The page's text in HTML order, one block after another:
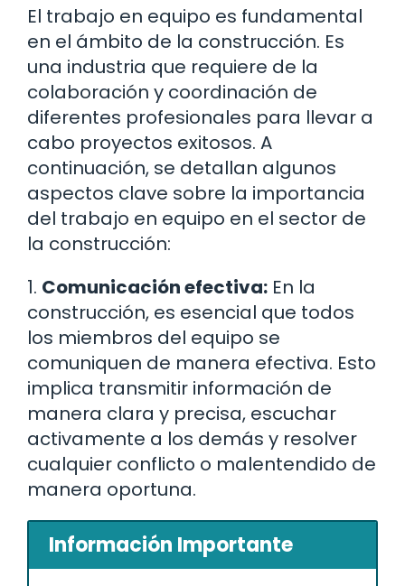
El trabajo en equipo es fundamental
en el ámbito de la construcción. Es
una industria que requiere de la
colaboración y coordinación de
diferentes profesionales para llevar a
cabo proyectos exitosos. A
continuación, se detallan algunos
aspectos clave sobre la importancia
del trabajo en equipo en el sector de
la construcción:
1. Comunicación efectiva: En la
construcción, es esencial que todos
los miembros del equipo se
comuniquen de manera efectiva. Esto
implica transmitir información de
manera clara y precisa, escuchar
activamente a los demás y resolver
cualquier conflicto o malentendido de
manera oportuna.
Información Importante